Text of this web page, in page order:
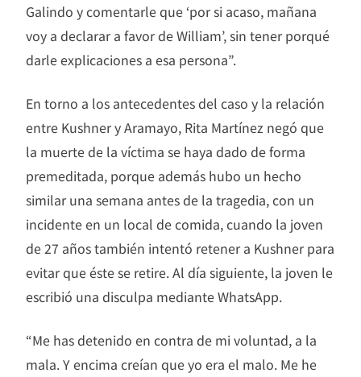
Galindo y comentarle que ‘por si acaso, mañana
voy a declarar a favor de William’, sin tener porqué
darle explicaciones a esa persona”.
En torno a los antecedentes del caso y la relación
entre Kushner y Aramayo, Rita Martínez negó que
la muerte de la víctima se haya dado de forma
premeditada, porque además hubo un hecho
similar una semana antes de la tragedia, con un
incidente en un local de comida, cuando la joven
de 27 años también intentó retener a Kushner para
evitar que éste se retire. Al día siguiente, la joven le
escribió una disculpa mediante WhatsApp.
“Me has detenido en contra de mi voluntad, a la
mala. Y encima creían que yo era el malo. Me he